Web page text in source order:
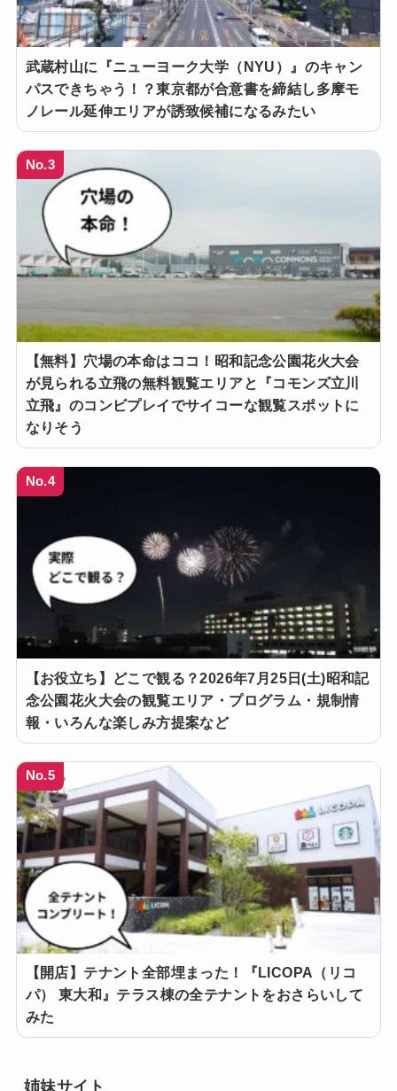
武蔵村山に『ニューヨーク大学（NYU）』のキャン
パスできちゃう！？東京都が合意書を締結し多摩モ
ノレール延伸エリアが誘致候補になるみたい
No.3
【無料】穴場の本命はココ！昭和記念公園花火大会
が見られる立飛の無料観覧エリアと『コモンズ立川
立飛』のコンビプレイでサイコーな観覧スポットに
なりそう
No.4
【お役立ち】どこで観る？2026年7月25日(土)昭和記
念公園花火大会の観覧エリア・プログラム・規制情
報・いろんな楽しみ方提案など
No.5
【開店】テナント全部埋まった！『LICOPA（リコ
パ） 東大和』テラス棟の全テナントをおさらいして
みた
姉妹サイト